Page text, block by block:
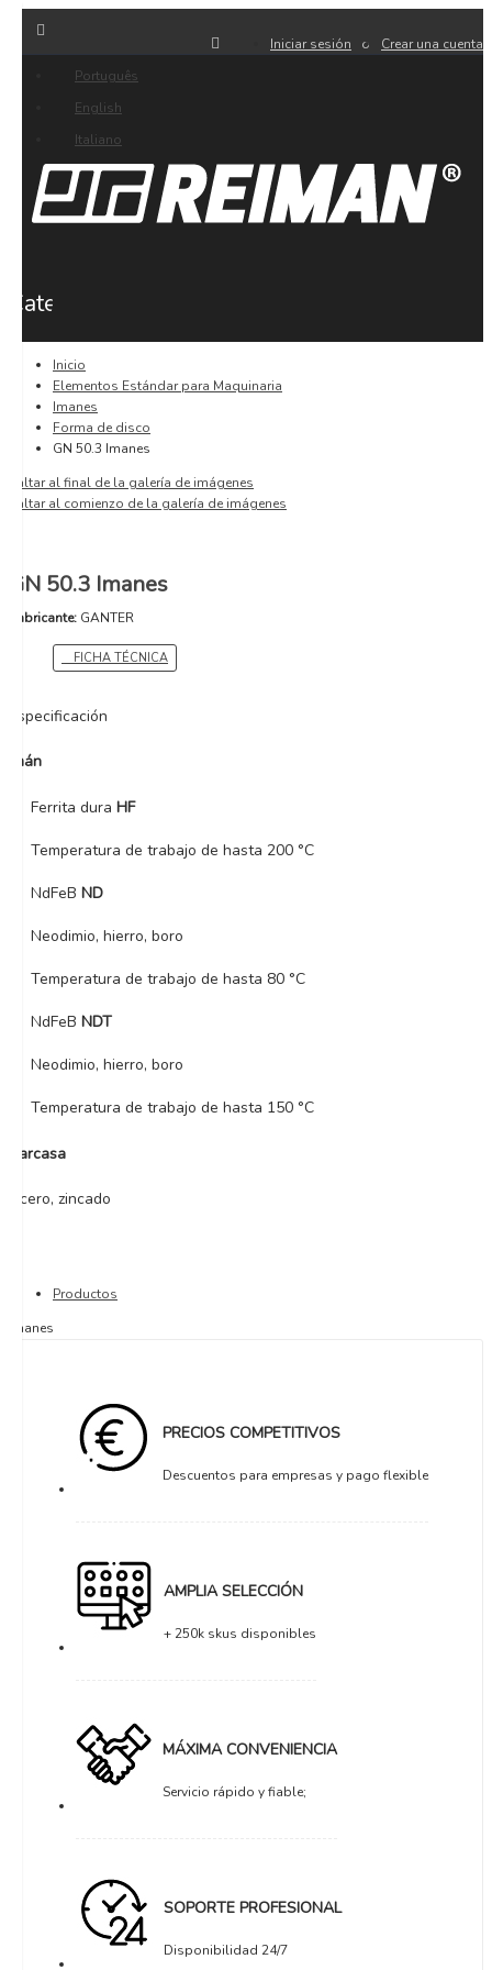
Português
English
Italiano
Iniciar sesión Crear una cuenta
Categorías
Inicio
Elementos Estándar para Maquinaria
Imanes
Forma de disco
GN 50.3 Imanes
Saltar al final de la galería de imágenes
Saltar al comienzo de la galería de imágenes
GN 50.3 Imanes
Fabricante: GANTER
FICHA TÉCNICA
Especificación
Imán
Ferrita dura HF
Temperatura de trabajo de hasta 200 °C
NdFeB ND
Neodimio, hierro, boro
Temperatura de trabajo de hasta 80 °C
NdFeB NDT
Neodimio, hierro, boro
Temperatura de trabajo de hasta 150 °C
Carcasa
Acero, zincado
Productos
Imanes
PRECIOS COMPETITIVOS
Descuentos para empresas y pago flexible
AMPLIA SELECCIÓN
+ 250k skus disponibles
MÁXIMA CONVENIENCIA
Servicio rápido y fiable;
SOPORTE PROFESIONAL
Disponibilidad 24/7